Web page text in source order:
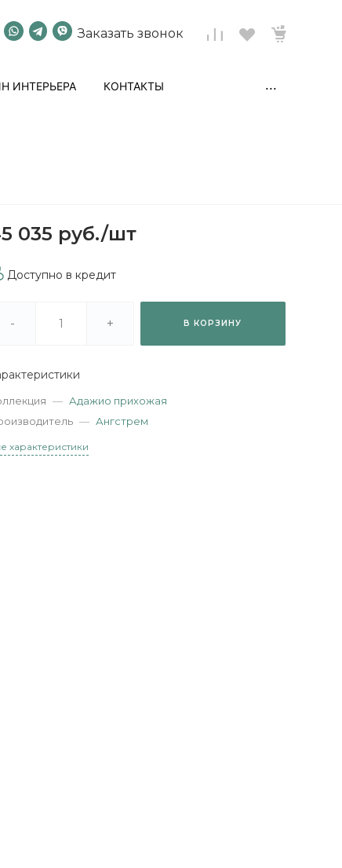
Заказать звонок
ИНТЕРЬЕРА КОНТАКТЫ ...
035 руб./шт
Доступно в кредит
- + В КОРЗИНУ
— Адажио прихожая
— Ангстрем
характеристики